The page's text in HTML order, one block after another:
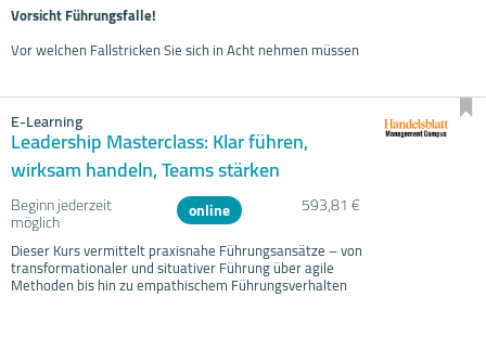
Vorsicht Führungsfalle!
Vor welchen Fallstricken Sie sich in Acht nehmen müssen
E-Learning
Leadership Masterclass: Klar führen,
wirksam handeln, Teams stärken
Beginn jederzeit
möglich online 593,81 €
Dieser Kurs vermittelt praxisnahe Führungsansätze – von
transformationaler und situativer Führung über agile
Methoden bis hin zu empathischem Führungsverhalten